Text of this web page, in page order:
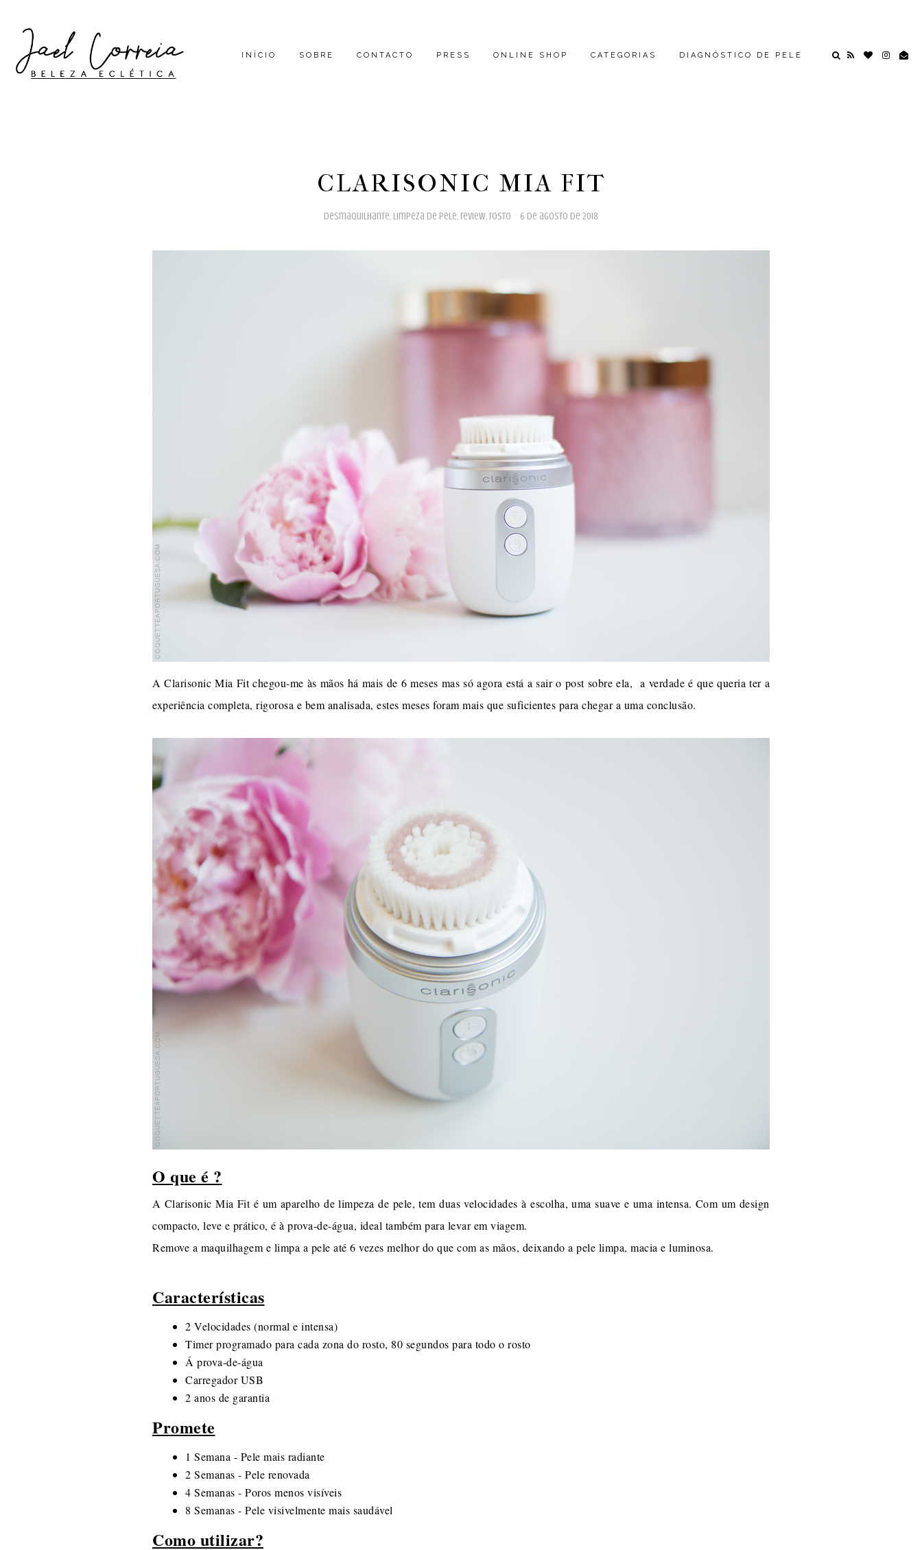
INÍCIO SOBRE CONTACTO PRESS ONLINE SHOP CATEGORIAS DIAGNÓSTICO DE PELE
CLARISONIC MIA FIT
desmaquilhante, limpeza de pele, review, rosto 6 de agosto de 2018
A Clarisonic Mia Fit chegou-me às mãos há mais de 6 meses mas só agora está a sair o post sobre ela, a verdade é que queria ter a
experiência completa, rigorosa e bem analisada, estes meses foram mais que suficientes para chegar a uma conclusão.
O que é ?
A Clarisonic Mia Fit é um aparelho de limpeza de pele, tem duas velocidades à escolha, uma suave e uma intensa. Com um design
compacto, leve e prático, é à prova-de-água, ideal também para levar em viagem.
Remove a maquilhagem e limpa a pele até 6 vezes melhor do que com as mãos, deixando a pele limpa, macia e luminosa.
Características
2 Velocidades (normal e intensa)
Timer programado para cada zona do rosto, 80 segundos para todo o rosto
Á prova-de-água
Carregador USB
2 anos de garantia
Promete
1 Semana - Pele mais radiante
2 Semanas - Pele renovada
4 Semanas - Poros menos visíveis
8 Semanas - Pele visivelmente mais saudável
Como utilizar?